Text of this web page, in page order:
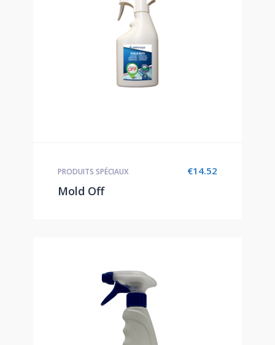
€14.52
PRODUITS SPÉCIAUX
Mold Off